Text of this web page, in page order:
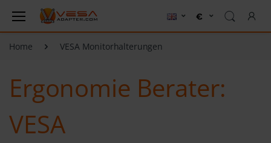
Home VESA Monitorhalterungen
Ergonomie Berater:
VESA